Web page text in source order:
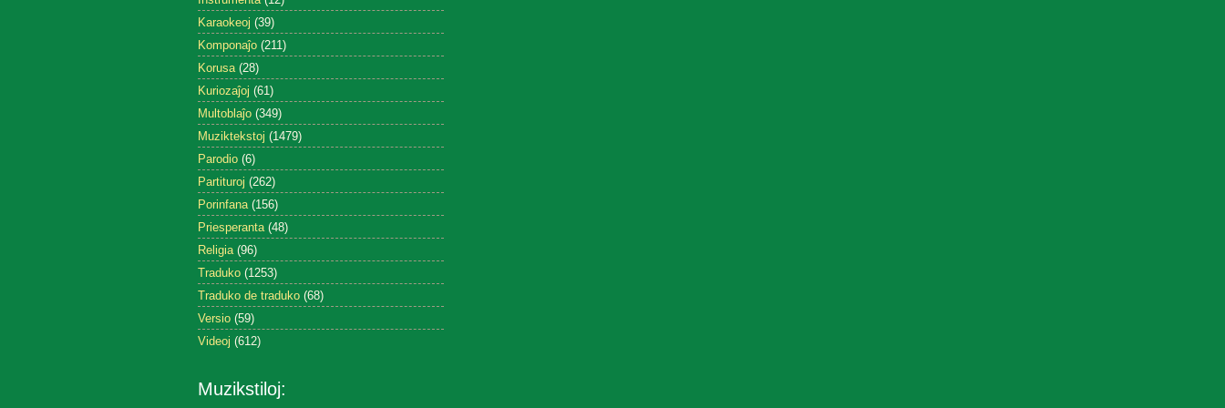
Karaokeoj (39)
Komponaĵo (211)
Korusa (28)
Kuriozaĵoj (61)
Multoblaĵo (349)
Muziktekstoj (1479)
Parodio (6)
Partituroj (262)
Porinfana (156)
Priesperanta (48)
Religia (96)
Traduko (1253)
Traduko de traduko (68)
Versio (59)
Videoj (612)
Muzikstiloj: